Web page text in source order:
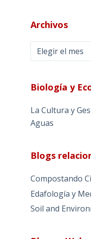
Archivos
Archivos
Biología y
La Cultura y
Aguas
Blogs
Compostando
Edafología y
Soil and